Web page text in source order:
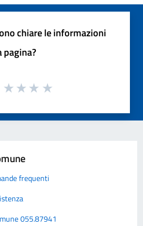
chiare le informazioni
pagina?
frequenti
055.87941